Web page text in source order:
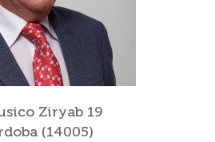
Ziryab 19
(14005)